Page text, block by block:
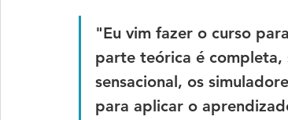
"Eu vim fazer o curso
parte teórica é completa,
sensacional, os
para aplicar o